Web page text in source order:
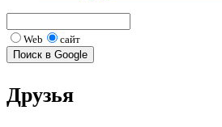
Web сайт
Друзья